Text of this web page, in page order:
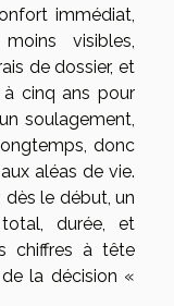
immédiat,
visibles,
de dossier, et
cinq ans pour
soulagement,
donc
aléas de vie.
dès le début, un
durée, et
chiffres à tête
la décision «